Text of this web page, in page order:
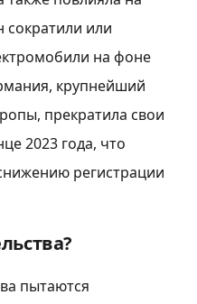
сократили или
на фоне
крупнейший
прекратила свои
2023 года, что
регистрации
пытаются